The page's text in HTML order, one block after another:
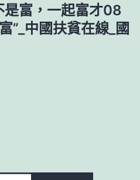
是富，一起富才08
”_中國扶貧在線_國